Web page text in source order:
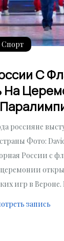
Спорт
С
На
россияне
Фото:
России с
игр в Вероне.
запись